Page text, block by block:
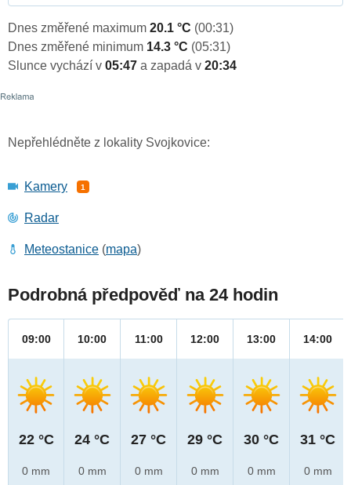
Dnes změřené maximum 20.1 °C (00:31)
Dnes změřené minimum 14.3 °C (05:31)
Slunce vychází v 05:47 a zapadá v 20:34
Nepřehlédněte z lokality Svojkovice:
Kamery 1
Radar
Meteostanice (mapa)
Podrobná předpověď na 24 hodin
09:00
22 °C
0 mm
10:00
24 °C
0 mm
11:00
27 °C
0 mm
12:00
29 °C
0 mm
13:00
30 °C
0 mm
14:00
31 °C
0 mm